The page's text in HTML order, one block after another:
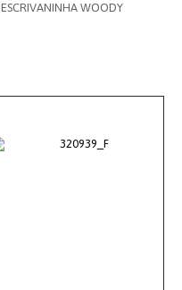
ESCRIVANINHA WOODY